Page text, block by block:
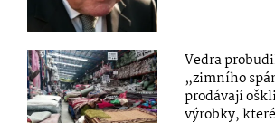
Vedra
„zimního
prodávají
výrobky,